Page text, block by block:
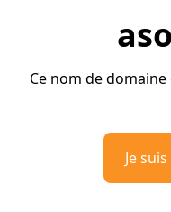
Ce nom de
Je